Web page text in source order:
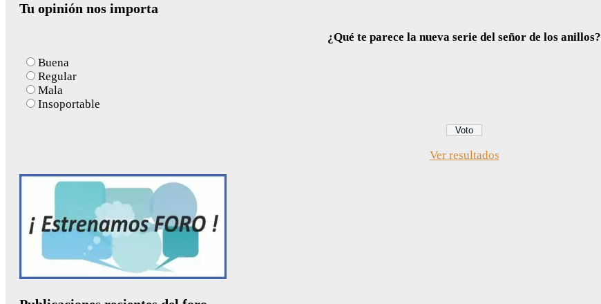
Tu opinión nos importa
¿Qué te parece la nueva serie del señor de los anillos?
Buena
Regular
Mala
Insoportable
Ver resultados